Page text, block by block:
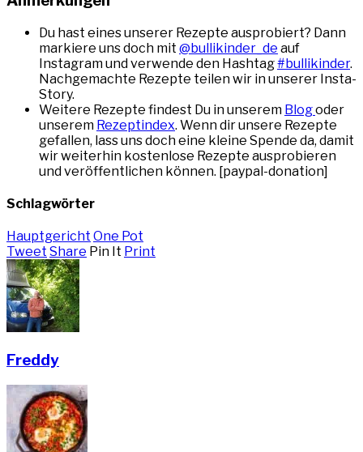
Du hast eines unserer Rezepte ausprobiert? Dann
markiere uns doch mit @bullikinder_de auf
Instagram und verwende den Hashtag#bullikinder.
Nachgemachte Rezepte teilen wir in unserer Insta-
Story.
Weitere Rezepte findest Du in unserem Blogoder
unserem Rezeptindex. Wenn dir unsere Rezepte
gefallen, lass uns doch eine kleine Spende da, damit
wir weiterhin kostenlose Rezepte ausprobieren
und veröffentlichen können. [paypal-donation]
Schlagwörter
Hauptgericht One Pot
Tweet Share Pin It Print
Freddy